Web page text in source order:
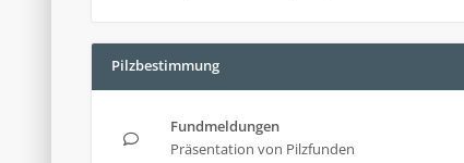
Pilzbestimmung
Fundmeldungen
Präsentation von Pilzfunden